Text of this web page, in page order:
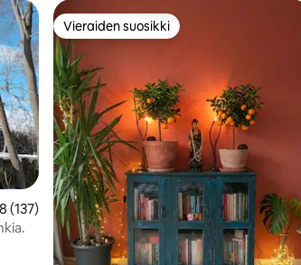
arvio 4,98/5, 137 arvostelua
(137)
Vieraiden suosikki
Vieraiden suosikki